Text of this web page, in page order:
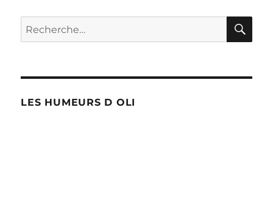
Recherche
pour :
LES HUMEURS D OLI